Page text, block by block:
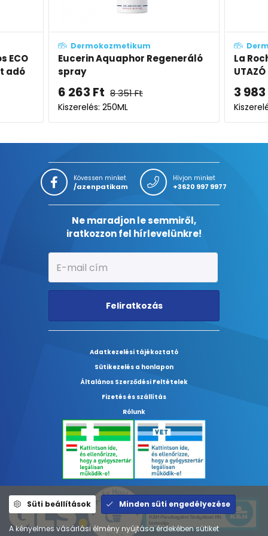
Dermokozmetikum
La Roche-Posay Anthelios
komfortérzetet adó naptej
SPF50+
3 983Ft 6 128
Kiszerelés: 75ML
Kövessen minket
/azenpatikam
Hívjon minket
+3620 997 9977
Ne maradjon le semmiről,
iratkozzon fel hírlevelünkre!
Feliratkozás
Adatkezelési tájékoztató
Sütikezelés a honlapon
Általános Szerződési Feltételek
Fizetés és szállítás
Rólunk
Süti beállítások Minden süti engedélyezése
A kényelmes vásárlási élmény nyújtása érdekében sütiket